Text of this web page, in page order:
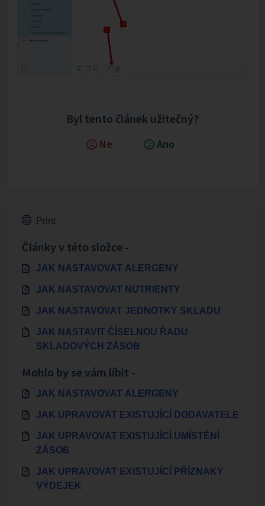
Byl tento článek užitečný?
Ne Ano
Print
Články v této složce -
JAK NASTAVOVAT ALERGENY
JAK NASTAVOVAT NUTRIENTY
JAK NASTAVOVAT JEDNOTKY SKLADU
JAK NASTAVIT ČÍSELNOU ŘADU
SKLADOVÝCH ZÁSOB
Mohlo by se vám líbit -
JAK NASTAVOVAT ALERGENY
JAK UPRAVOVAT EXISTUJÍCÍ DODAVATELE
JAK UPRAVOVAT EXISTUJÍCÍ UMÍSTĚNÍ
ZÁSOB
JAK UPRAVOVAT EXISTUJÍCÍ PŘÍZNAKY
VÝDEJEK